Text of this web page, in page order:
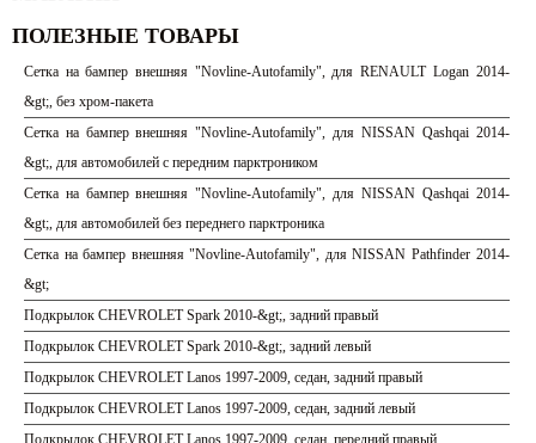
ПОЛЕЗНЫЕ ТОВАРЫ
Сетка на бампер внешняя "Novline-Autofamily", для RENAULT Logan 2014-
&gt;, без хром-пакета
Сетка на бампер внешняя "Novline-Autofamily", для NISSAN Qashqai 2014-
&gt;, для автомобилей с передним парктроником
Сетка на бампер внешняя "Novline-Autofamily", для NISSAN Qashqai 2014-
&gt;, для автомобилей без переднего парктроника
Сетка на бампер внешняя "Novline-Autofamily", для NISSAN Pathfinder 2014-
&gt;
Подкрылок CHEVROLET Spark 2010-&gt;, задний правый
Подкрылок CHEVROLET Spark 2010-&gt;, задний левый
Подкрылок CHEVROLET Lanos 1997-2009, седан, задний правый
Подкрылок CHEVROLET Lanos 1997-2009, седан, задний левый